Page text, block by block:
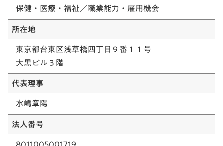
保健・医療・福祉／職業能力・雇用機会
所在地
東京都台東区浅草橋四丁目９番１１号
大黒ビル３階
代表理事
水嶋章陽
法人番号